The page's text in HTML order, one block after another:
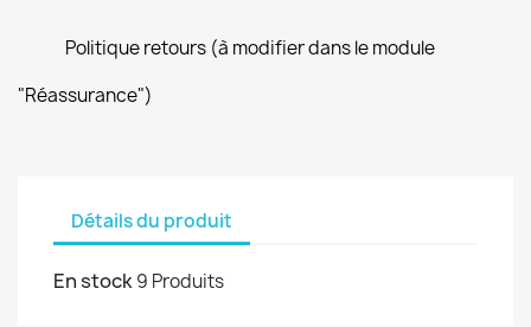
Politique retours (à modifier dans le module
"Réassurance")
Détails du produit
En stock9 Produits